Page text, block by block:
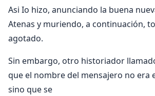
Asi Io hizo, anunciando la buena
Atenas y muriendo, a continuación,
agotado.
Sin embargo, otro historiador
que el nombre del mensajero no era
sino que se